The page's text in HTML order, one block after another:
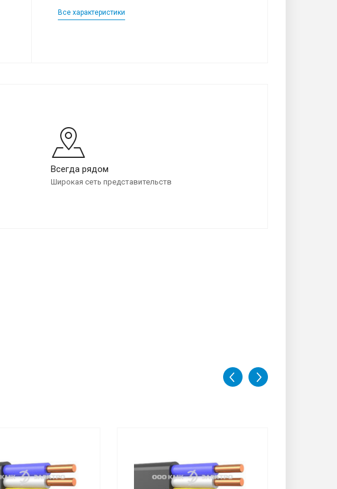
Все характеристики
Всегда рядом
Широкая сеть представительств